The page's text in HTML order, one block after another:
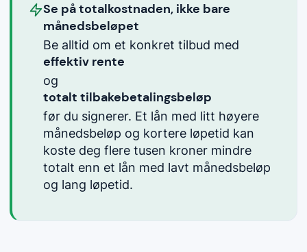
Se på totalkostnaden, ikke bare
månedsbeløpet
Be alltid om et konkret tilbud med
effektiv rente
og
totalt tilbakebetalingsbeløp
før du signerer. Et lån med litt høyere
månedsbeløp og kortere løpetid kan
koste deg flere tusen kroner mindre
totalt enn et lån med lavt månedsbeløp
og lang løpetid.